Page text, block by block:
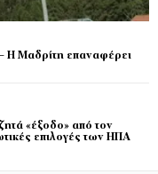
– Η Μαδρίτη επαναφέρει
«έξοδο» από τον
επιλογές των ΗΠΑ